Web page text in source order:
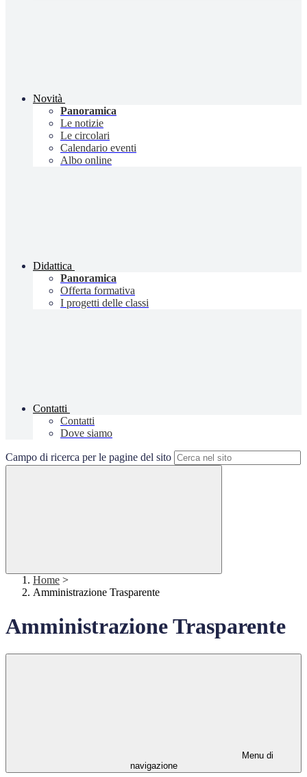
Novità
Panoramica
Le notizie
Le circolari
Calendario eventi
Albo online
Didattica
Panoramica
Offerta formativa
I progetti delle classi
Contatti
Contatti
Dove siamo
Campo di ricerca per le pagine del sito
Home >
Amministrazione Trasparente
Amministrazione Trasparente
Menu di
navigazione